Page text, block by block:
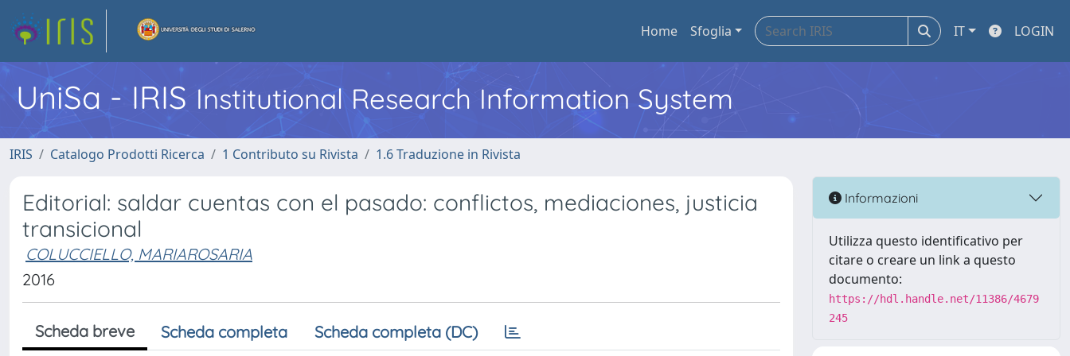
Home Sfoglia IT LOGIN
UniSa - IRIS Institutional Research Information System
IRIS Catalogo Prodotti Ricerca 1 Contributo su Rivista 1.6 Traduzione in Rivista
Editorial: saldar cuentas con el pasado: conflictos, mediaciones, justicia
transicional
COLUCCIELLO, MARIAROSARIA
2016
Scheda breve Scheda completa Scheda completa (DC)
Informazioni
Utilizza questo identificativo per
citare o creare un link a questo
documento:
https://hdl.handle.net/11386/4679
245